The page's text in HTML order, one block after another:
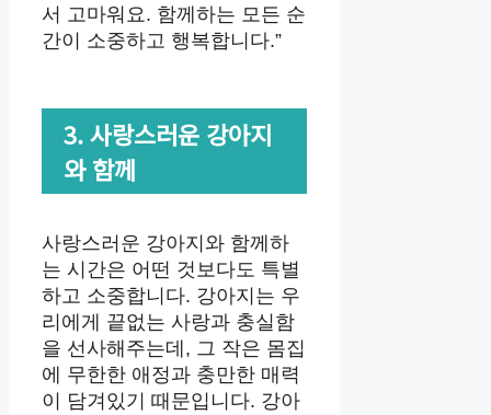
서 고마워요. 함께하는 모든 순
간이 소중하고 행복합니다.”
3. 사랑스러운 강아지
와 함께
사랑스러운 강아지와 함께하
는 시간은 어떤 것보다도 특별
하고 소중합니다. 강아지는 우
리에게 끝없는 사랑과 충실함
을 선사해주는데, 그 작은 몸집
에 무한한 애정과 충만한 매력
이 담겨있기 때문입니다. 강아